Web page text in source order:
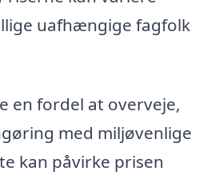
uafhængige fagfolk
en fordel at overveje,
med miljøvenlige
kan påvirke prisen